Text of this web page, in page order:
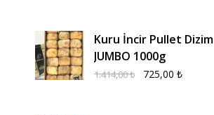
Kuru İncir Pullet Dizim
JUMBO 1000g
1.414,00₺ 725,00 ₺